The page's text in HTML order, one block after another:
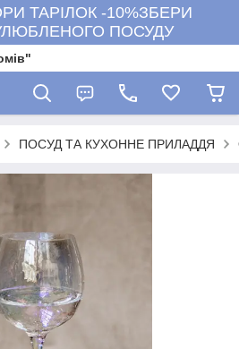
ТАРІЛОК -10%ЗБЕРИ
ПОСУДУ
ПОСУД ТА КУХОННЕ ПРИЛАДДЯ